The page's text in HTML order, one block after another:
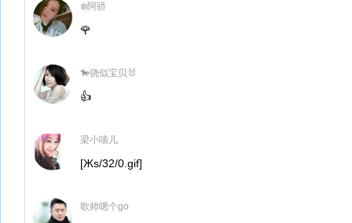
❄️阿骄
🌹
🐎骁似宝贝🐰
👍
梁小喵儿
[Жs/32/0.gif]
歌帅嗯个go